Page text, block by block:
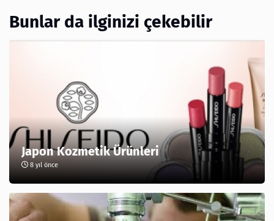
Bunlar da ilginizi çekebilir
Japon Kozmetik Ürünleri
8 yıl önce